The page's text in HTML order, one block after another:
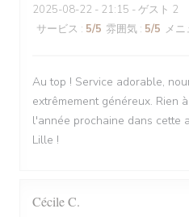
2025-08-22 - 21:15 - ゲスト 2
サービス : 5/5 雰囲気 : 5/5 メニ
Au top ! Service adorable,
extrêmement généreux. Rien
l'année prochaine dans cette
Lille !
CécileC